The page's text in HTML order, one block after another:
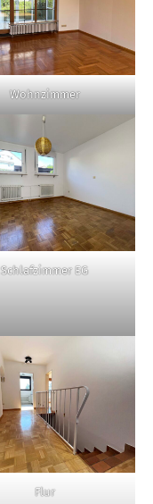
Wohnzimmer
Schlafzimmer EG
Flur